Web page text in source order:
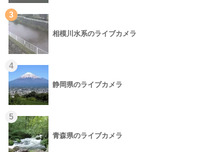
3
相模川水系のライブカメラ
4
静岡県のライブカメラ
5
青森県のライブカメラ